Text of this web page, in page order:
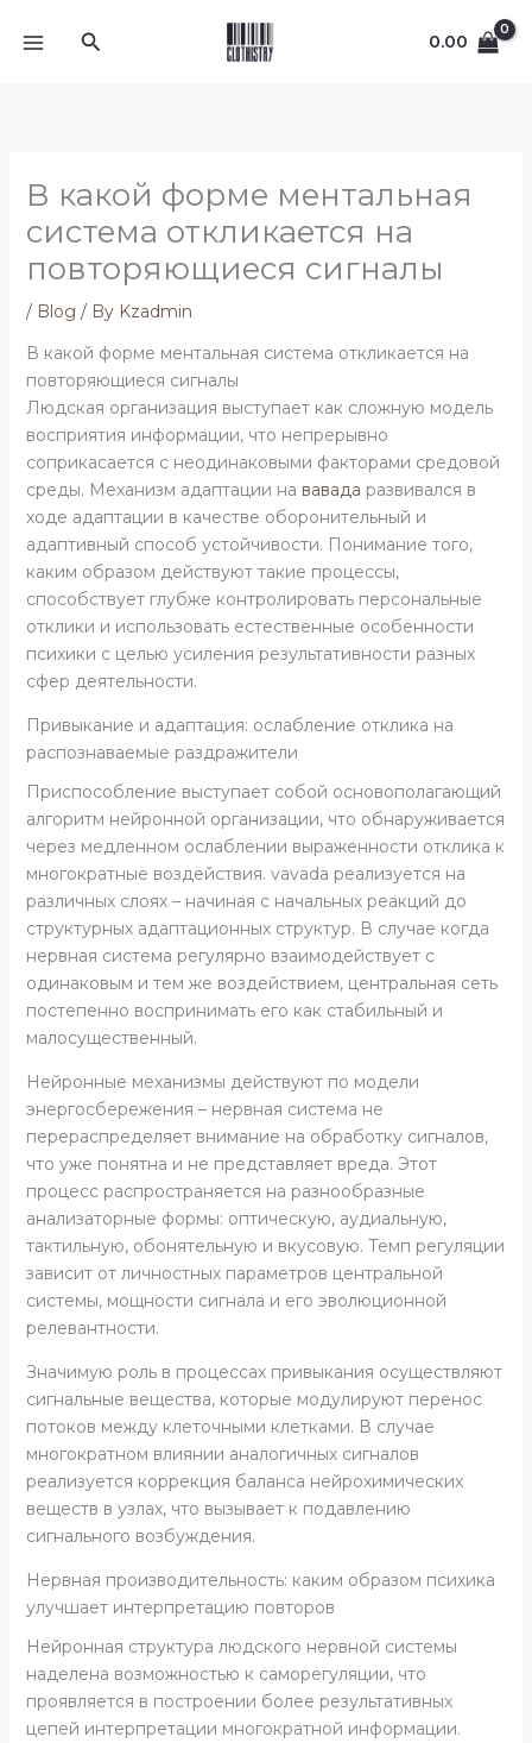
Search 0.00
В какой форме ментальная
система откликается на
повторяющиеся сигналы
/ Blog / By Kzadmin
В какой форме ментальная система откликается на
повторяющиеся сигналы
Людская организация выступает как сложную модель
восприятия информации, что непрерывно
соприкасается с неодинаковыми факторами средовой
среды. Механизм адаптации на вавада развивался в
ходе адаптации в качестве оборонительный и
адаптивный способ устойчивости. Понимание того,
каким образом действуют такие процессы,
способствует глубже контролировать персональные
отклики и использовать естественные особенности
психики с целью усиления результативности разных
сфер деятельности.
Привыкание и адаптация: ослабление отклика на
распознаваемые раздражители
Приспособление выступает собой основополагающий
алгоритм нейронной организации, что обнаруживается
через медленном ослаблении выраженности отклика к
многократные воздействия. vavada реализуется на
различных слоях – начиная с начальных реакций до
структурных адаптационных структур. В случае когда
нервная система регулярно взаимодействует с
одинаковым и тем же воздействием, центральная сеть
постепенно воспринимать его как стабильный и
малосущественный.
Нейронные механизмы действуют по модели
энергосбережения – нервная система не
перераспределяет внимание на обработку сигналов,
что уже понятна и не представляет вреда. Этот
процесс распространяется на разнообразные
анализаторные формы: оптическую, аудиальную,
тактильную, обонятельную и вкусовую. Темп регуляции
зависит от личностных параметров центральной
системы, мощности сигнала и его эволюционной
релевантности.
Значимую роль в процессах привыкания осуществляют
сигнальные вещества, которые модулируют перенос
потоков между клеточными клетками. В случае
многократном влиянии аналогичных сигналов
реализуется коррекция баланса нейрохимических
веществ в узлах, что вызывает к подавлению
сигнального возбуждения.
Нервная производительность: каким образом психика
улучшает интерпретацию повторов
Нейронная структура людского нервной системы
наделена возможностью к саморегуляции, что
проявляется в построении более результативных
цепей интерпретации многократной информации.